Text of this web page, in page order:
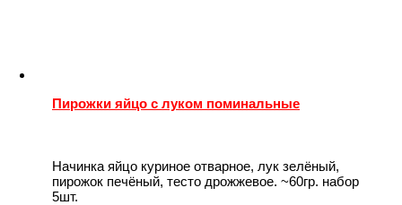
Пирожки яйцо с луком поминальные
Начинка яйцо куриное отварное, лук зелёный,
пирожок печёный, тесто дрожжевое. ~60гр. набор
5шт.